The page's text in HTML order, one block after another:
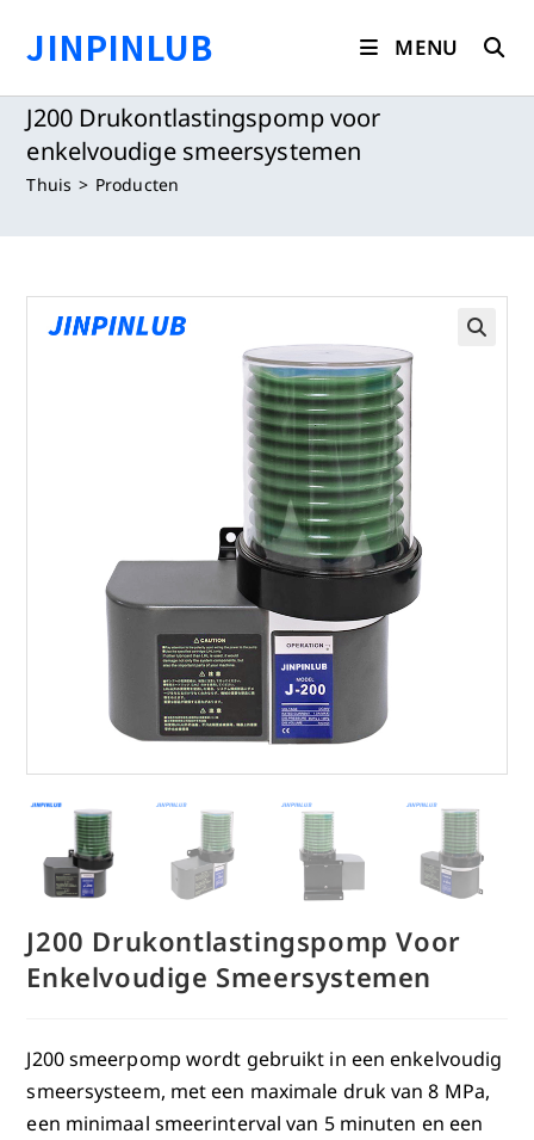
inhoudJINPINLUB MENU
J200 Drukontlastingspomp voor
enkelvoudige smeersystemen
Thuis > Producten
J200 Drukontlastingspomp Voor
Enkelvoudige Smeersystemen
J200 smeerpomp wordt gebruikt in een enkelvoudig
smeersysteem, met een maximale druk van 8 MPa,
een minimaal smeerinterval van 5 minuten en een